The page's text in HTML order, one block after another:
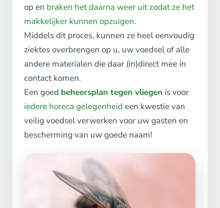
op en braken het daarna weer uit zodat ze het
makkelijker kunnen opzuigen.
Middels dit proces, kunnen ze heel eenvoudig
ziektes overbrengen op u, uw voedsel of alle
andere materialen die daar (in)direct mee in
contact komen.
Een goed beheersplan tegen vliegen is voor
iedere horeca gelegenheid een kwestie van
veilig voedsel verwerken voor uw gasten en
bescherming van uw goede naam!